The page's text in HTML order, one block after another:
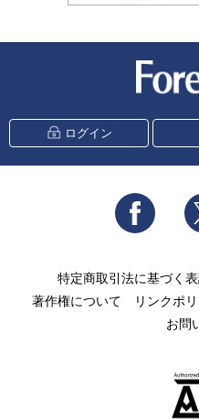
ログイン
特定商取引法に基づく
著作権について
リンクポ
お問